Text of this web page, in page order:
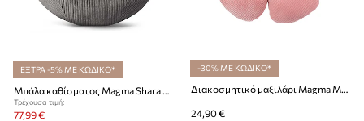
ΕΞΤΡΑ -5% ΜΕ ΚΩΔΙΚΟ*
Τρέχουσα τιμή:
77,99 €
-30% ΜΕ ΚΩΔΙΚΟ*
Διακοσμητικό μαξιλάρι Magma Minnie 50 cm
24,90 €